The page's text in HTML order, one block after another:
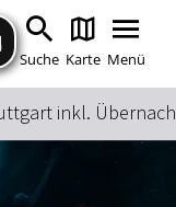
springen
springen
springen
Suche Karte Menü
inkl.